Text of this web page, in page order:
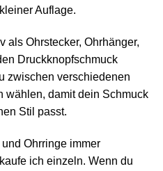
Auflage.
als Ohrstecker, Ohrhänger,
Druckknopfschmuck
zwischen verschiedenen
wählen, damit dein Schmuck
Stil passt.
Ohrringe immer
ich einzeln. Wenn du